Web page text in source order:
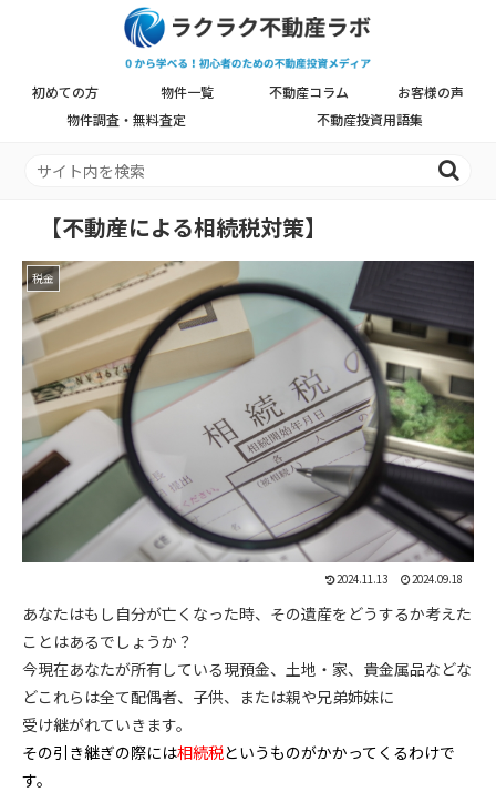
初めての方 物件一覧 不動産コラム
お客様の声
物件調査・無料査定
不動産投資用語集
【不動産による相続税対策】
税金
2024.11.13 2024.09.18
あなたはもし自分が亡くなった時、その遺産をどうするか考えた
ことはあるでしょうか？
今現在あなたが所有している現預金、土地・家、貴金属品などな
どこれらは全て配偶者、子供、または親や兄弟姉妹に
受け継がれていきます。
その引き継ぎの際には相続税というものがかかってくるわけで
す。